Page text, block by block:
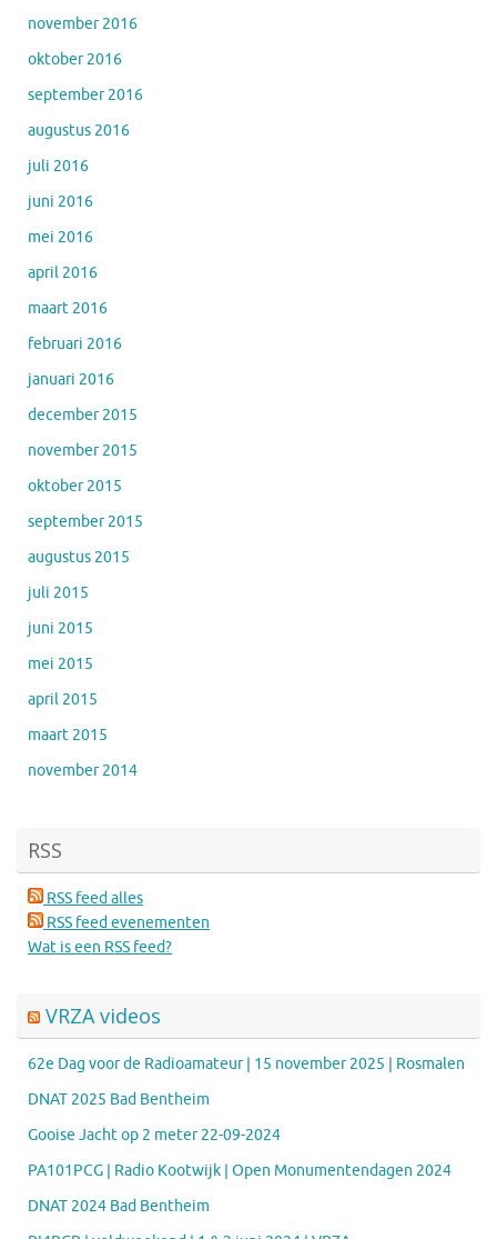
november 2016
oktober 2016
september 2016
augustus 2016
juli 2016
juni 2016
mei 2016
april 2016
maart 2016
februari 2016
januari 2016
december 2015
november 2015
oktober 2015
september 2015
augustus 2015
juli 2015
juni 2015
mei 2015
april 2015
maart 2015
november 2014
RSS
RSS feed alles
RSS feed evenementen
Wat is een RSS feed?
VRZA videos
62e Dag voor de Radioamateur | 15 november 2025 | Rosmalen
DNAT 2025 Bad Bentheim
Gooise Jacht op 2 meter 22-09-2024
PA101PCG | Radio Kootwijk | Open Monumentendagen 2024
DNAT 2024 Bad Bentheim